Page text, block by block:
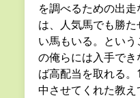
を調べるための出
は、人気馬でも勝
い馬もいる。とい
の俺らには入手で
ば高配当を取れる
中させてくれた教